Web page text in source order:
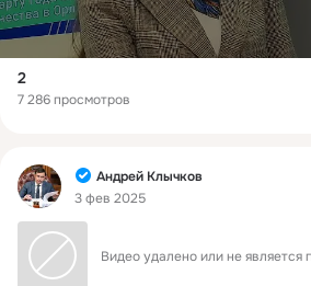
2
7 286 просмотров
Фид
Андрей Клычков
3 фев 2025
Видео удалено или не является